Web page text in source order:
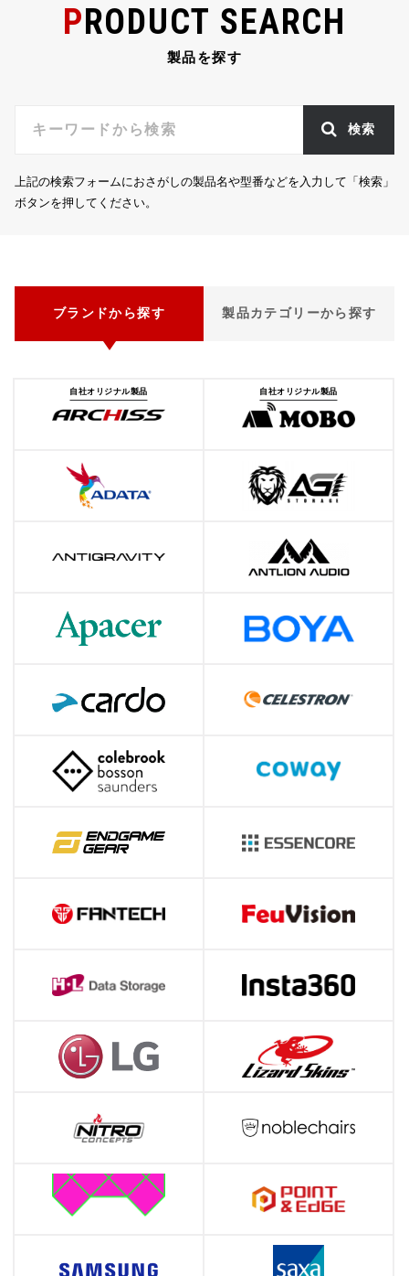
PRODUCT SEARCH
製品を探す
検索
上記の検索フォームにおさがしの製品名や型番などを入力して「検索」
ボタンを押してください。
ブランドから探す 製品カテゴリーから探す
自社オリジナル製品 自社オリジナル製品